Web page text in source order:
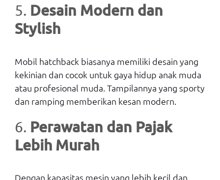
5. Desain Modern dan
Stylish
Mobil hatchback biasanya memiliki desain yang
kekinian dan cocok untuk gaya hidup anak muda
atau profesional muda. Tampilannya yang sporty
dan ramping memberikan kesan modern.
6. Perawatan dan Pajak
Lebih Murah
Dengan kapasitas mesin yang lebih kecil dan